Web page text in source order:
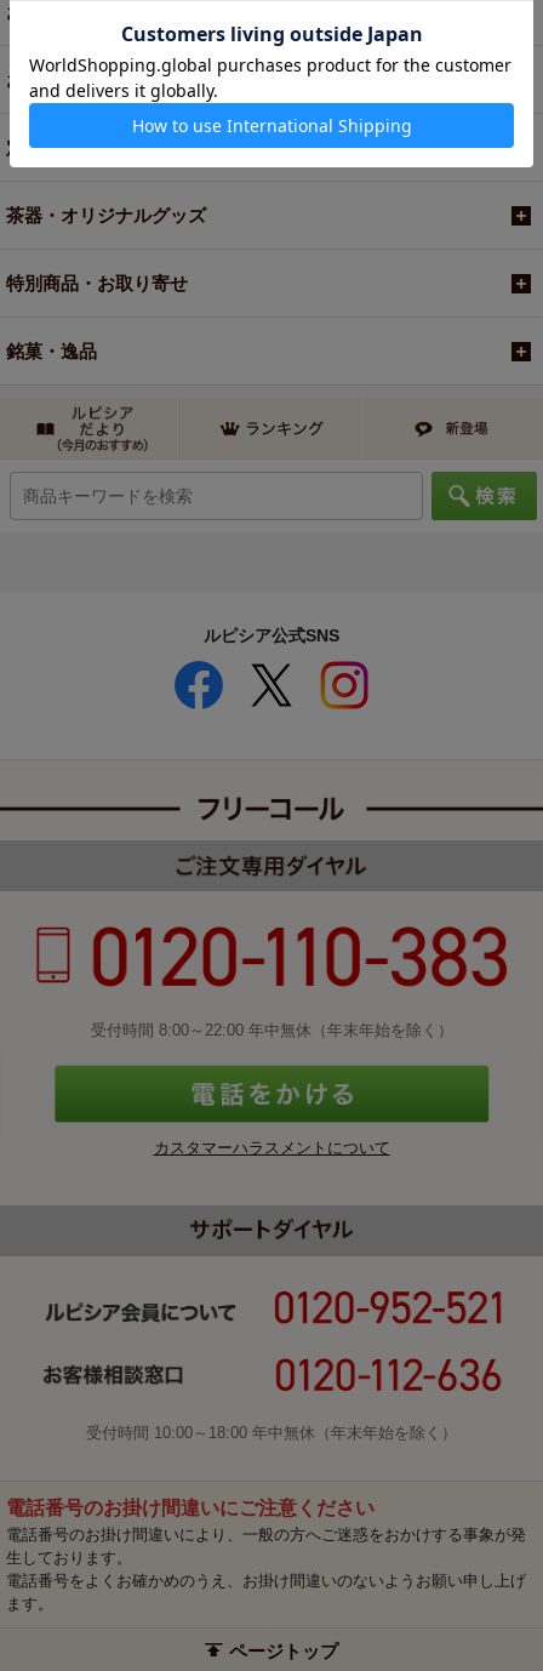
お菓子・食品・飲料
お買い得商品
定期便
茶器・オリジナルグッズ
特別商品・お取り寄せ
銘菓・逸品
ルピシア公式SNS
受付時間 8:00～22:00 年中無休（年末年始を除く）
カスタマーハラスメントについて
受付時間 10:00～18:00 年中無休（年末年始を除く）
電話番号のお掛け間違いにご注意ください
電話番号のお掛け間違いにより、一般の方へご迷惑をおかけする事象が発
生しております。
電話番号をよくお確かめのうえ、お掛け間違いのないようお願い申し上げ
ます。
ページトップ